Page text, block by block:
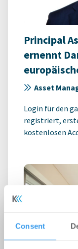
Consent
Principal
ernennt
Asset
Login für den
registriert,
kostenlosen